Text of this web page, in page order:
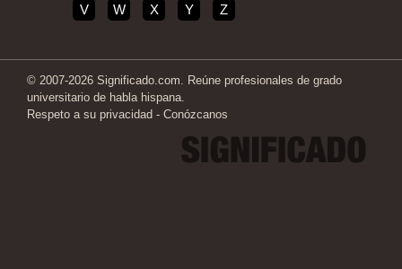
V W X Y Z
© 2007-2026 Significado.com. Reúne profesionales de grado
universitario de habla hispana.
Respeto a su privacidad - Conózcanos